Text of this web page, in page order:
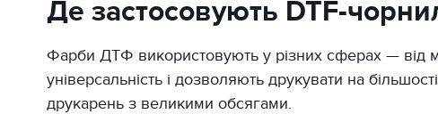
Де застосовують DTF-
Фарби ДТФ використовують у різних сферах — від
універсальність і дозволяють друкувати на
друкарень з великими обсягами.